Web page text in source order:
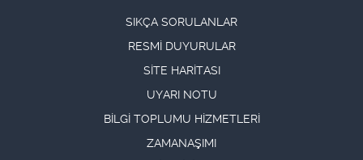
SIKÇA SORULANLAR
RESMİ DUYURULAR
SİTE HARİTASI
UYARI NOTU
BİLGİ TOPLUMU HİZMETLERİ
ZAMANAŞIMI